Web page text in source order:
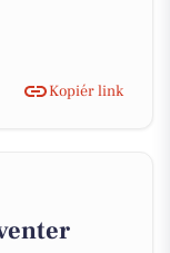
Kopiér link